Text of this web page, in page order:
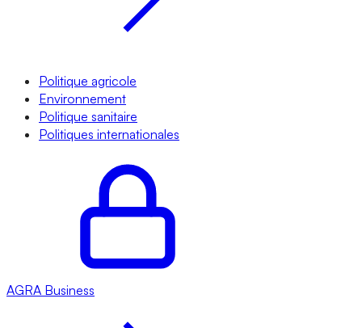
Politique agricole
Environnement
Politique sanitaire
Politiques internationales
AGRA Business